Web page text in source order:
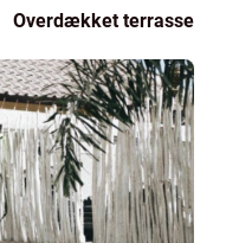
Overdækket terrasse